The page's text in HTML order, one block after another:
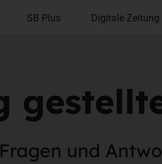
SB Plus Digitale Zeitung
und